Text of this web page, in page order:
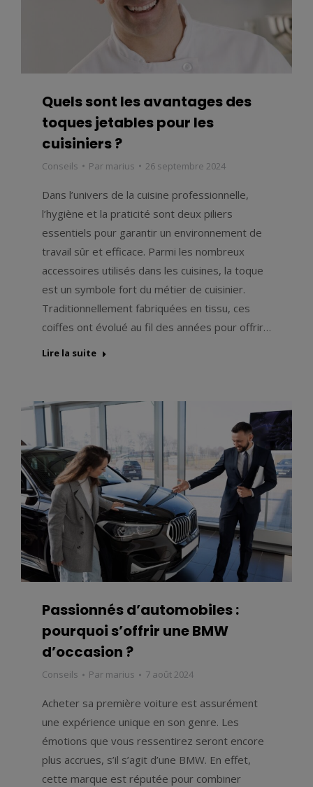
Quels sont les avantages des
toques jetables pour les
cuisiniers ?
Conseils Par marius 26 septembre 2024
Dans l’univers de la cuisine professionnelle,
l’hygiène et la praticité sont deux piliers
essentiels pour garantir un environnement de
travail sûr et efficace. Parmi les nombreux
accessoires utilisés dans les cuisines, la toque
est un symbole fort du métier de cuisinier.
Traditionnellement fabriquées en tissu, ces
coiffes ont évolué au fil des années pour offrir…
Lire la suite
Passionnés d’automobiles :
pourquoi s’offrir une BMW
d’occasion ?
Conseils Par marius 7 août 2024
Acheter sa première voiture est assurément
une expérience unique en son genre. Les
émotions que vous ressentirez seront encore
plus accrues, s’il s’agit d’une BMW. En effet,
cette marque est réputée pour combiner